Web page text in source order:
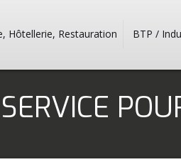
Hôtellerie, Restauration BTP /